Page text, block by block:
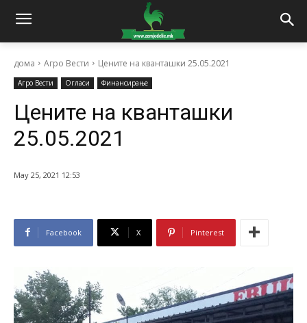
дома Агро Вести Цените на кванташки 25.05.2021
Агро Вести Огласи Финансирање
Цените на кванташки
25.05.2021
May 25, 2021 12:53
Facebook X Pinterest